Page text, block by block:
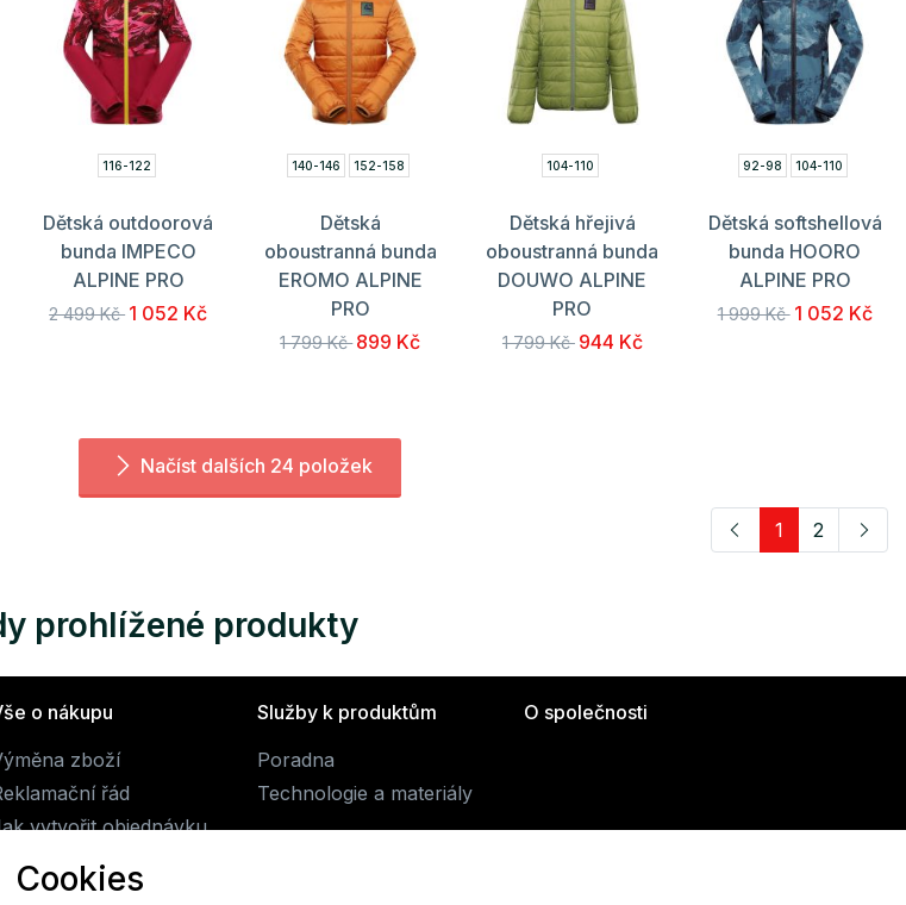
116-122
Dětská outdoorová
bunda IMPECO
ALPINE PRO
2 499 Kč 1 052 Kč
140-146 152-158
Dětská
oboustranná bunda
EROMO ALPINE
PRO
1 799 Kč 899 Kč
104-110
Dětská hřejivá
oboustranná bunda
DOUWO ALPINE
PRO
1 799 Kč 944 Kč
92-98 104-110
Dětská softshellová
bunda HOORO
ALPINE PRO
1 999 Kč 1 052 Kč
Načíst dalších 24 položek
1 2
prohlížené produkty
o nákupu
zboží
řád
vytvořit objednávku
Obchodní podmínky
Doprava
Služby k produktům
Poradna
Technologie a materiály
O společnosti
Cookies